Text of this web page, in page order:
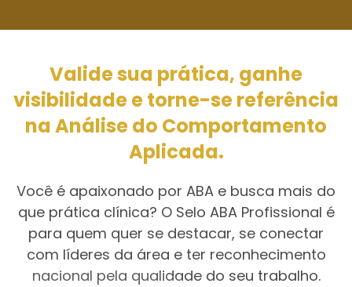
Valide sua prática, ganhe
visibilidade e torne-se referência
na Análise do Comportamento
Aplicada.
Você é apaixonado por ABA e busca mais do
que prática clínica? O Selo ABA Profissional é
para quem quer se destacar, se conectar
com líderes da área e ter reconhecimento
nacional pela qualidade do seu trabalho.